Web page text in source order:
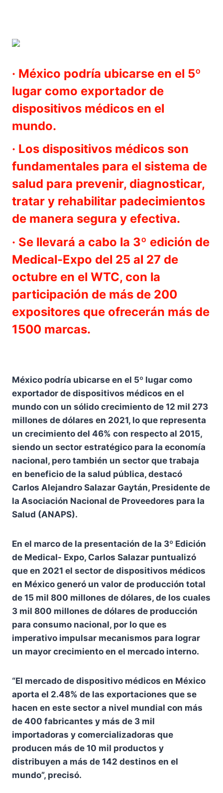
· México podría ubicarse en el 5º
lugar como exportador de
dispositivos médicos en el
mundo.
· Los dispositivos médicos son
fundamentales para el sistema de
salud para prevenir, diagnosticar,
tratar y rehabilitar padecimientos
de manera segura y efectiva.
· Se llevará a cabo la 3º edición de
Medical-Expo del 25 al 27 de
octubre en el WTC, con la
participación de más de 200
expositores que ofrecerán más de
1500 marcas.
México podría ubicarse en el 5º lugar como
exportador de dispositivos médicos en el
mundo con un sólido crecimiento de 12 mil 273
millones de dólares en 2021, lo que representa
un crecimiento del 46% con respecto al 2015,
siendo un sector estratégico para la economía
nacional, pero también un sector que trabaja
en beneficio de la salud pública, destacó
Carlos Alejandro Salazar Gaytán, Presidente de
la Asociación Nacional de Proveedores para la
Salud (ANAPS).
En el marco de la presentación de la 3º Edición
de Medical- Expo, Carlos Salazar puntualizó
que en 2021 el sector de dispositivos médicos
en México generó un valor de producción total
de 15 mil 800 millones de dólares, de los cuales
3 mil 800 millones de dólares de producción
para consumo nacional, por lo que es
imperativo impulsar mecanismos para lograr
un mayor crecimiento en el mercado interno.
“El mercado de dispositivo médicos en México
aporta el 2.48% de las exportaciones que se
hacen en este sector a nivel mundial con más
de 400 fabricantes y más de 3 mil
importadoras y comercializadoras que
producen más de 10 mil productos y
distribuyen a más de 142 destinos en el
mundo”, precisó.